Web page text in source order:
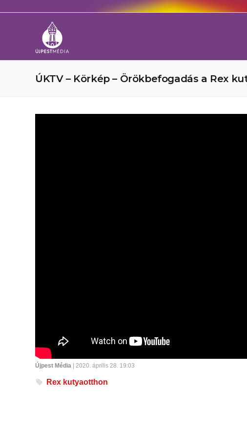
ÚKTV – Körkép – Örökbefogadás a Rex
Újpest Média | 2020. április 28. 19:03
Rex kutyaotthon